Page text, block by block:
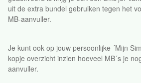
uit de extra bundel gebruiken tegen het
MB-aanvuller.
Je kunt ook op jouw persoonlijke ´Mijn
kopje overzicht inzien hoeveel MB´s je
aanvuller.